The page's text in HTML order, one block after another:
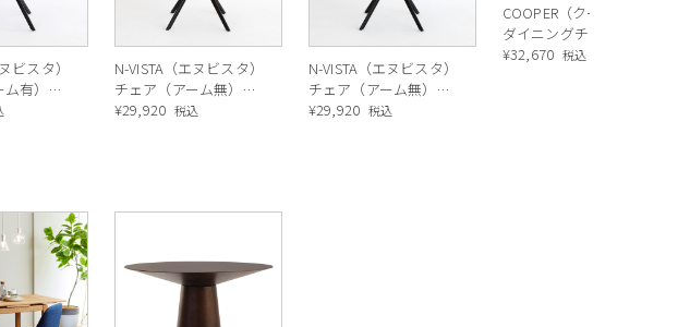
ビスタ）
ム有）グ
N-VISTA（エヌビスタ）
チェア（アーム無）グ
レー
¥29,920 税込
N-VISTA（エヌビスタ）
チェア（アーム無）オ
リーブ
¥29,920 税込
COOPER（クーパー）
ダイニングチェア（ウ
ォールナット）
¥32,670 税込